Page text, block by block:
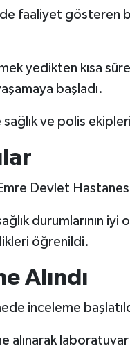
faaliyet gösteren
yedikten kısa
başladı.
ve polis
Devlet
durumlarının iyi
öğrenildi.
Alındı
inceleme
alınarak